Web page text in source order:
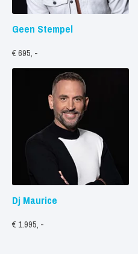
Geen Stempel
€ 695, -
Dj Maurice
€ 1.995, -